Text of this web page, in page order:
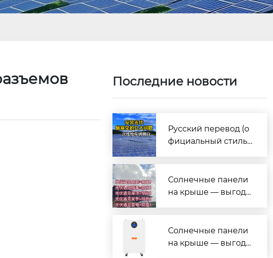
Последние новости
Русский перевод (о
фициальный стиль,
ошюры)
Солнечные панели
на крыше — выгода
Солнечные панели
на крыше — выгода